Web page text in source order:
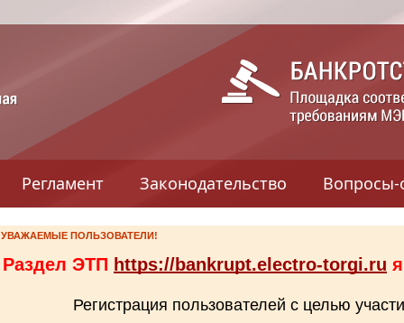
Регламент Законодательство Вопросы-
УВАЖАЕМЫЕ ПОЛЬЗОВАТЕЛИ!
Раздел ЭТП https://bankrupt.electro-torgi.ru
Регистрация пользователей с целью